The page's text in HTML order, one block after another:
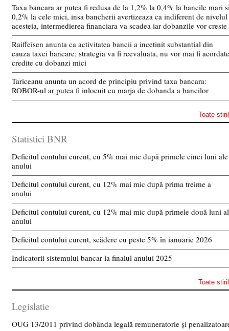
Taxa bancara ar putea fi redusa de la 1,2% la 0,4% la bancile mari
0,2% la cele mici, insa bancherii avertizeaza ca indiferent de nivelul
acesteia, intermedierea financiara va scadea iar dobanzile vor creste
Raiffeisen anunta ca activitatea bancii a incetinit substantial din
cauza taxei bancare; strategia va fi reevaluata, nu vor mai fi acordate
credite cu dobanzi mici
Tariceanu anunta un acord de principiu privind taxa bancara:
ROBOR-ul ar putea fi inlocuit cu marja de dobanda a bancilor
Toate
Statistici BNR
Deficitul contului curent, cu 5% mai mic după primele cinci luni ale
anului
Deficitul contului curent, cu 12% mai mic după prima treime a
anului
Deficitul contului curent, cu 12% mai mic după primele două luni
anului
Deficitul contului curent, scădere cu peste 5% în ianuarie 2026
Indicatorii sistemului bancar la finalul anului 2025
Toate
Legislatie
OUG 13/2011 privind dobânda legală remuneratorie și